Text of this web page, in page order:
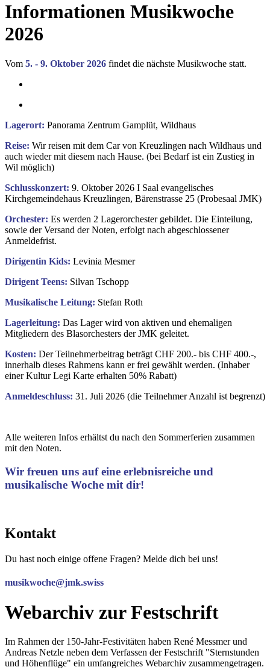
Informationen Musikwoche
2026
Vom 5. - 9. Oktober 2026 findet die nächste Musikwoche statt.
Lagerort: Panorama Zentrum Gamplüt, Wildhaus
Reise: Wir reisen mit dem Car von Kreuzlingen nach Wildhaus und
auch wieder mit diesem nach Hause. (bei Bedarf ist ein Zustieg in
Wil möglich)
Schlusskonzert: 9. Oktober 2026 I Saal evangelisches
Kirchgemeindehaus Kreuzlingen, Bärenstrasse 25 (Probesaal JMK)
Orchester: Es werden 2 Lagerorchester gebildet. Die Einteilung,
sowie der Versand der Noten, erfolgt nach abgeschlossener
Anmeldefrist.
Dirigentin Kids: Levinia Mesmer
Dirigent Teens: Silvan Tschopp
Musikalische Leitung: Stefan Roth
Lagerleitung: Das Lager wird von aktiven und ehemaligen
Mitgliedern des Blasorchesters der JMK geleitet.
Kosten: Der Teilnehmerbeitrag beträgt CHF 200.- bis CHF 400.-,
innerhalb dieses Rahmens kann er frei gewählt werden. (Inhaber
einer Kultur Legi Karte erhalten 50% Rabatt)
Anmeldeschluss: 31. Juli 2026 (die Teilnehmer Anzahl ist begrenzt)
Alle weiteren Infos erhältst du nach den Sommerferien zusammen
mit den Noten.
Wir freuen uns auf eine erlebnisreiche und
musikalische Woche mit dir!
Kontakt
Du hast noch einige offene Fragen? Melde dich bei uns!
musikwoche@jmk.swiss
Webarchiv zur Festschrift
Im Rahmen der 150-Jahr-Festivitäten haben René Messmer und
Andreas Netzle neben dem Verfassen der Festschrift "Sternstunden
und Höhenflüge" ein umfangreiches Webarchiv zusammengetragen.